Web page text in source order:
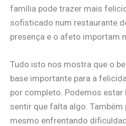
família pode trazer mais
sofisticado num restaurante
presença e o afeto importam
Tudo isto nos mostra que o
base importante para a
por completo. Podemos estar
sentir que falta algo.
mesmo enfrentando